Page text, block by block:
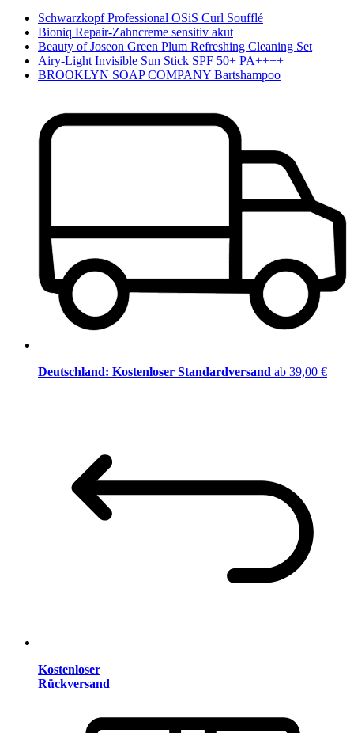
Schwarzkopf Professional OSiS Curl Soufflé
Bioniq Repair-Zahncreme sensitiv akut
Beauty of Joseon Green Plum Refreshing Cleaning Set
Airy-Light Invisible Sun Stick SPF 50+ PA++++
BROOKLYN SOAP COMPANY Bartshampoo
Deutschland: Kostenloser Standardversand ab 39,00 €
Kostenloser
Rückversand